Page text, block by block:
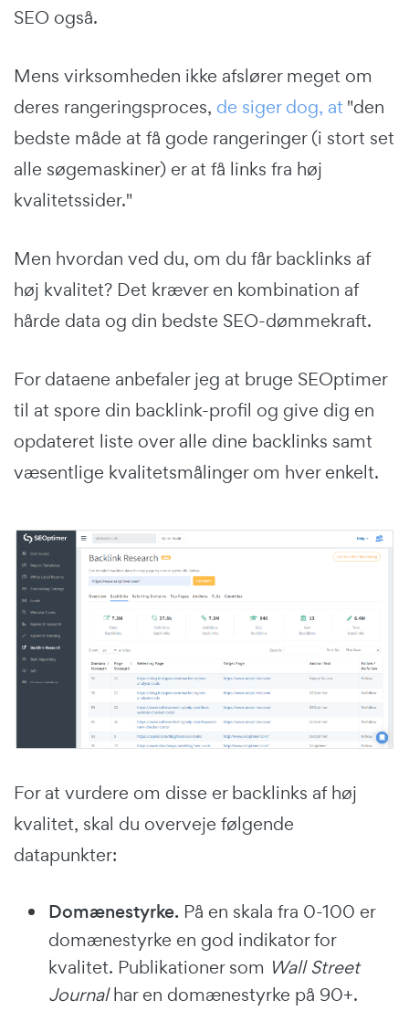
SEO også.
Mens virksomheden ikke afslører meget om
deres rangeringsproces, de siger dog, at "den
bedste måde at få gode rangeringer (i stort set
alle søgemaskiner) er at få links fra høj
kvalitetssider."
Men hvordan ved du, om du får backlinks af
høj kvalitet? Det kræver en kombination af
hårde data og din bedste SEO-dømmekraft.
For dataene anbefaler jeg at bruge SEOptimer
til at spore din backlink-profil og give dig en
opdateret liste over alle dine backlinks samt
væsentlige kvalitetsmålinger om hver enkelt.
For at vurdere om disse er backlinks af høj
kvalitet, skal du overveje følgende
datapunkter:
Domænestyrke. På en skala fra 0-100 er
domænestyrke en god indikator for
kvalitet. Publikationer som Wall Street
Journalhar en domænestyrke på 90+.